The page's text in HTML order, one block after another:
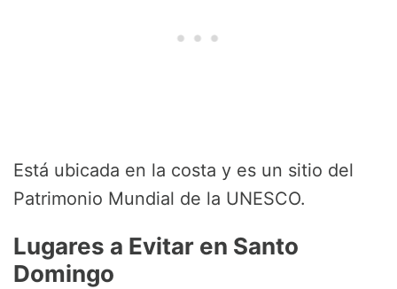
Está ubicada en la costa y es un sitio del
Patrimonio Mundial de la UNESCO.
Lugares a Evitar en Santo
Domingo